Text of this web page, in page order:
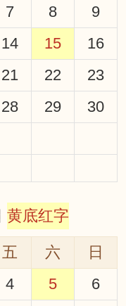
7 8
9
14 15
16
21 22
23
28 29
30
黄底红字
五 六
日
4 5
6